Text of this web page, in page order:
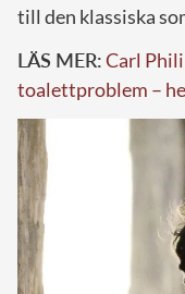
till den klassiska
LÄS MER:Carl
toalettproblem –